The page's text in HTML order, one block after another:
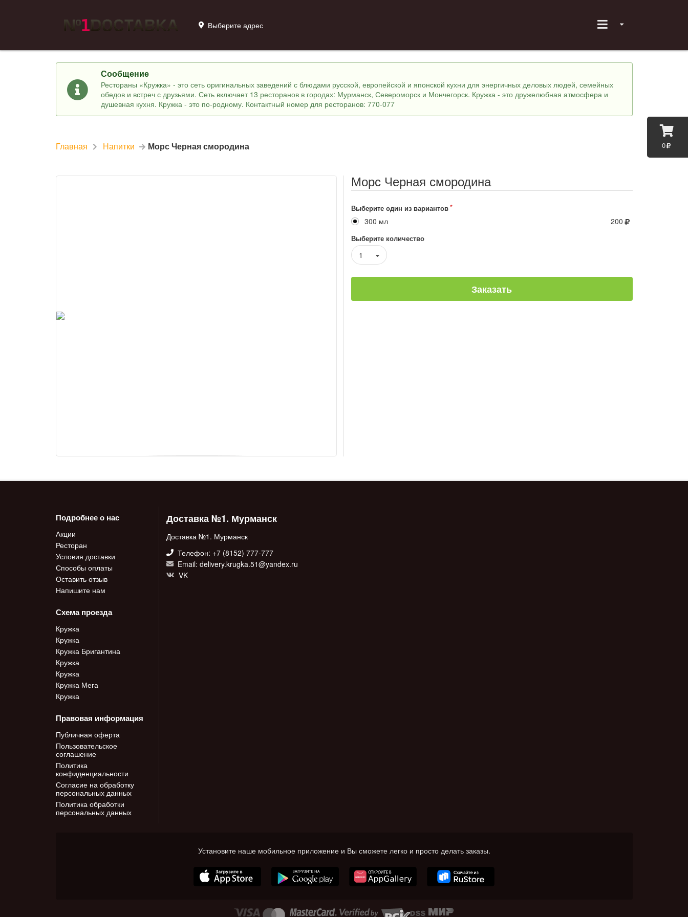
0
Выберите адрес
Сообщение
Рестораны «Кружка» - это сеть оригинальных заведений с блюдами русской, европейской и японской кухни для энергичных деловых людей, семейных
обедов и встреч с друзьями. Сеть включает 13 ресторанов в городах: Мурманск, Североморск и Мончегорск. Кружка - это дружелюбная атмосфера и
душевная кухня. Кружка - это по-родному. Контактный номер для ресторанов: 770-077
Главная Напитки Морс Черная смородина
Морс Черная смородина
Выберите один из вариантов
300 мл 200
Выберите количество
1
Заказать
Подробнее о нас
Акции
Ресторан
Условия доставки
Способы оплаты
Оставить отзыв
Напишите нам
Схема проезда
Кружка
Кружка
Кружка Бригантина
Кружка
Кружка
Кружка Мега
Кружка
Правовая информация
Публичная оферта
Пользовательское
соглашение
Политика
конфиденциальности
Согласие на обработку
персональных данных
Политика обработки
персональных данных
Доставка №1. Мурманск
Доставка №1. Мурманск
Телефон: +7 (8152) 777-777
Email: delivery.krugka.51@yandex.ru
VK
Установите наше мобильное приложение и Вы сможете легко и просто делать заказы.